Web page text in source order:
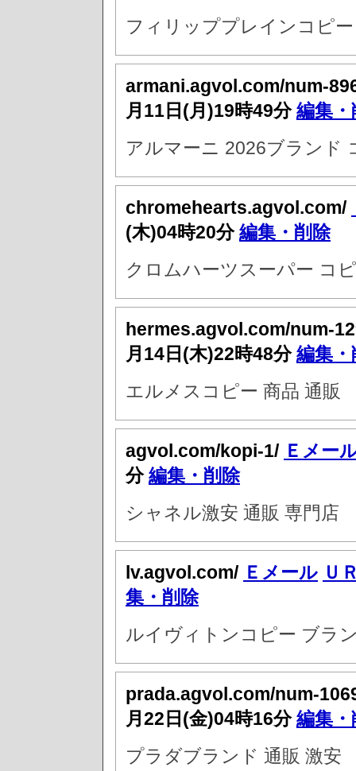
フィリッププレインコピ
armani.agvol.com/num-
月11日(月)19時49分編集・
アルマーニ 2026ブランド
chromehearts.agvol.com/
(木)04時20分編集・削除
クロムハーツスーパー コ
hermes.agvol.com/num-
月14日(木)22時48分編集・
エルメスコピー 商品 通販
agvol.com/kopi-1/ Ｅメー
分編集・削除
シャネル激安 通販 専門店
lv.agvol.com/ Ｅメール Ｕ
集・削除
ルイヴィトンコピー ブラ
prada.agvol.com/num-
月22日(金)04時16分編集・
プラダブランド 通販 激安